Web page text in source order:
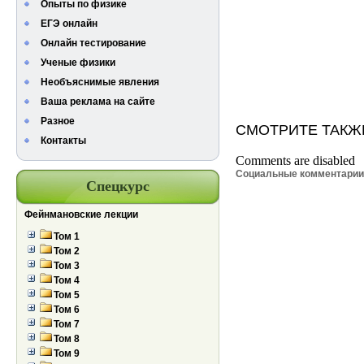
Опыты по физике
ЕГЭ онлайн
Онлайн тестирование
Ученые физики
Необъяснимые явления
Ваша реклама на сайте
Разное
Контакты
Спецкурс
Фейнмановские лекции
Том 1
Том 2
Том 3
Том 4
Том 5
Том 6
Том 7
Том 8
Том 9
СМОТРИТЕ
Comments are disabled
Социальные комментарии